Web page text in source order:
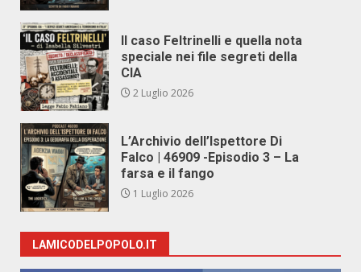
Il caso Feltrinelli e quella nota
speciale nei file segreti della
CIA
2 Luglio 2026
L’Archivio dell’Ispettore Di
Falco | 46909 -Episodio 3 – La
farsa e il fango
1 Luglio 2026
LAMICODELPOPOLO.IT